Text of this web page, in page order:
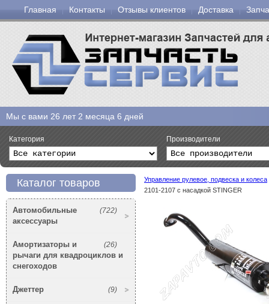
Главная Контакты Отзывы клиентов Доставка
Мы с вами 26 лет 2 месяца 6 дней
Категория Производители
Каталог товаров
(722)
Автомобильные
аксессуары
(26)
Амортизаторы и
рычаги для квадроциклов и
снегоходов
(9)
Джеттер
Управление рулевое, подвеска и колеса
2101-2107 с насадкой STINGER